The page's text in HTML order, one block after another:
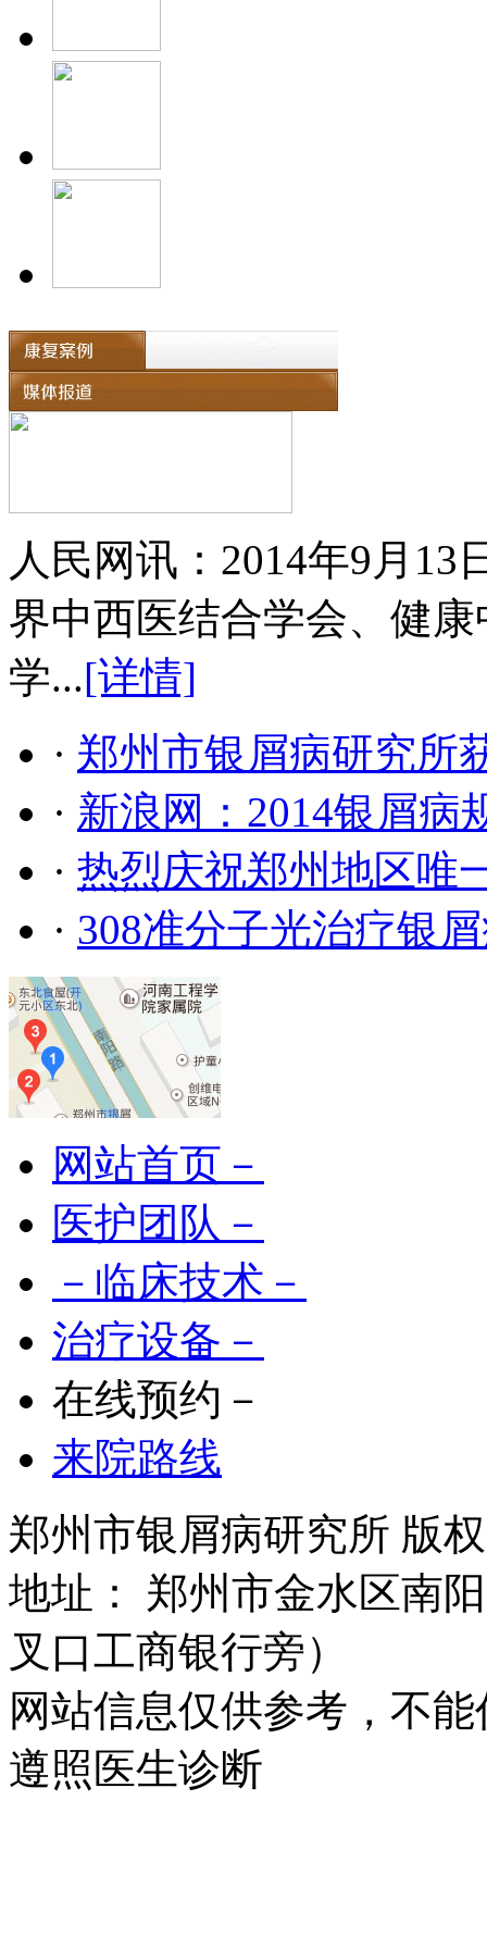
人民网讯：2014年9月
界中西医结合学会、健
学...[详情]
· 郑州市银屑病研究所
· 新浪网：2014银屑病
· 热烈庆祝郑州地区唯
· 308准分子光治疗银
网站首页－
医护团队－
－临床技术－
治疗设备－
在线预约－
来院路线
郑州市银屑病研究所 版
地址： 郑州市金水区南
叉口工商银行旁）
网站信息仅供参考，不
遵照医生诊断